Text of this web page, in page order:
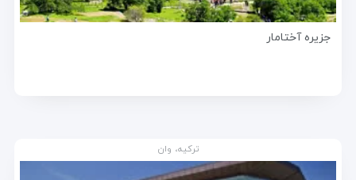
جزیره آختامار
ترکیه، وان